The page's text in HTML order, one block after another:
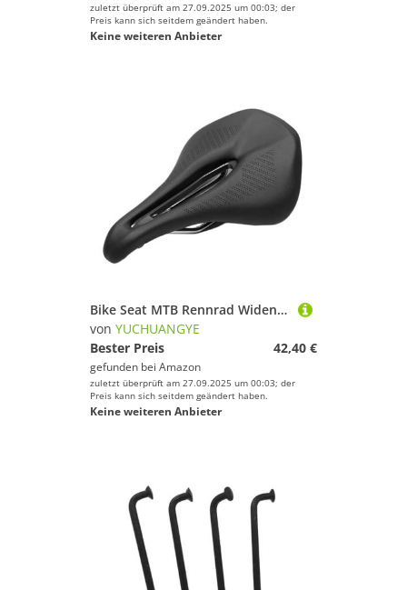
zuletzt überprüft am 27.09.2025 um 00:03; der
Preis kann sich seitdem geändert haben.
Keine weiteren Anbieter
Bike Seat MTB Rennrad Widen Fahrradsitz Sattel Atmungsaktiv Racing Bike Ride Mountain Sättel Weiche Kohlefaser 257g Kissen(1)
von YUCHUANGYE
Bester Preis
42,40 €
gefunden bei Amazon
zuletzt überprüft am 27.09.2025 um 00:03; der
Preis kann sich seitdem geändert haben.
Keine weiteren Anbieter